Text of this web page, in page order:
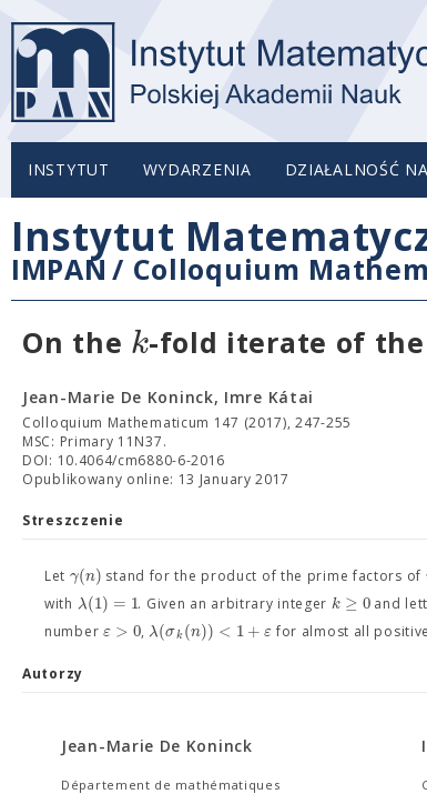
INSTYTUT WYDARZENIA DZIAŁALNOŚĆ
Instytut
IMPAN / Colloquium
On the k-fold iterate of
Jean-Marie De Koninck, Imre Kátai
Colloquium Mathematicum 147 (2017), 247-255
MSC: Primary 11N37.
DOI: 10.4064/cm6880-6-2016
Opublikowany online: 13 January 2017
Streszczenie
Let γ(n) stand for the product of the prime factors of
with λ(1) = 1. Given an arbitrary integer k ≥ 0and
number ε > 0, λ(σk(n)) < 1+ ε for almost all
Autorzy
Jean-Marie De Koninck
Département de mathématiques